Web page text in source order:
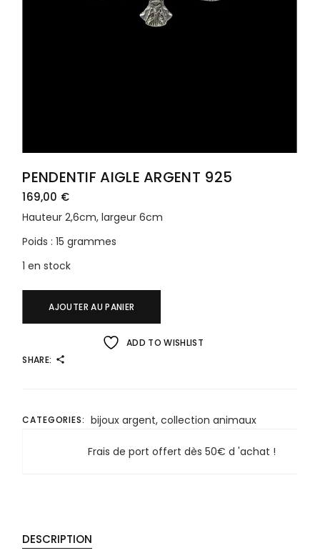
PENDENTIF AIGLE ARGENT 925
169,00 €
Hauteur 2,6cm, largeur 6cm
Poids : 15 grammes
1 en stock
AJOUTER AU PANIER
ADD TO WISHLIST
SHARE:
CATEGORIES: bijoux argent, collection animaux
Frais de port offert dès 50€ d 'achat !
DESCRIPTION